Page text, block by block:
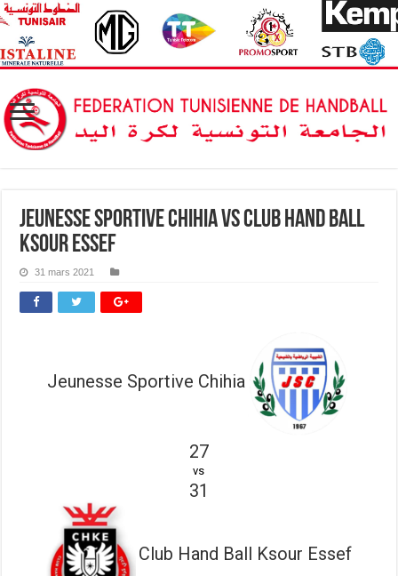
Jeunesse Sportive Chihia vs Club Hand Ball
Ksour Essef
31 mars 2021
Jeunesse Sportive Chihia
27
vs
31
Club Hand Ball Ksour Essef